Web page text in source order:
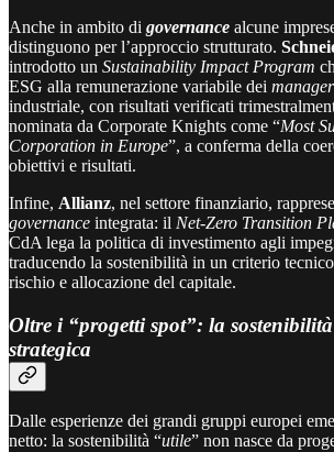
Anche in ambito di governance alcune
distinguono per l’approccio strutturato.
introdotto un Sustainability Impact Program
ESG alla remunerazione variabile dei manager
industriale, con risultati verificati
nominata da Corporate Knights come “Most
Corporation in Europe”, a conferma della
obiettivi e risultati.
Infine, Allianz, nel settore finanziario,
governance integrata: il Net-Zero Transition
CdA lega la politica di investimento agli
traducendo la sostenibilità in un criterio
rischio e allocazione del capitale.
Oltre i “progetti spot”: la sostenibilità
strategica
Dalle esperienze dei grandi gruppi europei
netto: la sostenibilità “utile” non nasce da